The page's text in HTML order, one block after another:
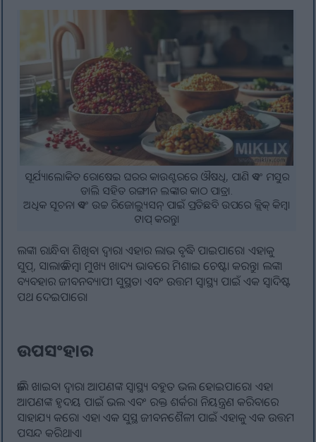
ସୂର୍ଯ୍ୟାଲୋକିତ ରୋଷେଇ ଘରର କାଉଣ୍ଟରରେ ଔଷଧି, ପାଣି ଏବଂ ମସୁର
ଡାଲି ସହିତ ରଙ୍ଗୀନ ଲଙ୍କାର କାଠ ପାତ୍ର।.
ଅଧିକ ସୂଚନା ଏବଂ ଉଚ୍ଚ ରିଜୋଲ୍ୟୁସନ୍ ପାଇଁ ପ୍ରତିଛବି ଉପରେ କ୍ଲିକ୍ କିମ୍ବା
ଟାପ୍ କରନ୍ତୁ।
ଲଙ୍କା ରାନ୍ଧିବା ଶିଖିବା ଦ୍ଵାରା ଏହାର ଲାଭ ବୃଦ୍ଧି ପାଇପାରେ। ଏହାକୁ
ସୁପ୍, ସାଲାଡ କିମ୍ବା ମୁଖ୍ୟ ଖାଦ୍ୟ ଭାବରେ ମିଶାଇ ଚେଷ୍ଟା କରନ୍ତୁ। ଲଙ୍କା
ବ୍ୟବହାର ଜୀବନବ୍ୟାପୀ ସୁସ୍ଥତା ଏବଂ ଉତ୍ତମ ସ୍ୱାସ୍ଥ୍ୟ ପାଇଁ ଏକ ସ୍ୱାଦିଷ୍ଟ
ପଥ ଦେଇପାରେ।
ଉପସଂହାର
ଡାଲି ଖାଇବା ଦ୍ୱାରା ଆପଣଙ୍କ ସ୍ୱାସ୍ଥ୍ୟ ବହୁତ ଭଲ ହୋଇପାରେ। ଏହା
ଆପଣଙ୍କ ହୃଦୟ ପାଇଁ ଭଲ ଏବଂ ରକ୍ତ ଶର୍କରା ନିୟନ୍ତ୍ରଣ କରିବାରେ
ସାହାଯ୍ୟ କରେ। ଏହା ଏକ ସୁସ୍ଥ ଜୀବନଶୈଳୀ ପାଇଁ ଏହାକୁ ଏକ ଉତ୍ତମ
ପସନ୍ଦ କରିଥାଏ।